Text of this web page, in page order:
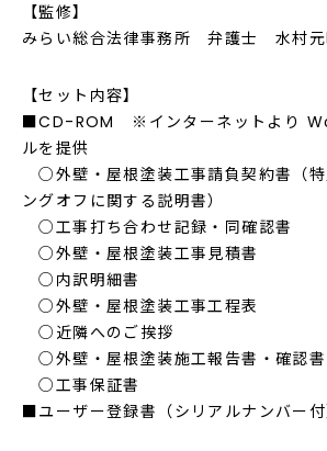
【監修】
みらい総合法律事務所 弁護士 水村元
【セット内容】
■CD-ROM ※インターネットより
ルを提供
○外壁・屋根塗装工事請負契約書（特
ングオフに関する説明書）
○工事打ち合わせ記録・同確認書
○外壁・屋根塗装工事見積書
○内訳明細書
○外壁・屋根塗装工事工程表
○近隣へのご挨拶
○外壁・屋根塗装施工報告書・確認書
○工事保証書
■ユーザー登録書（シリアルナンバー付